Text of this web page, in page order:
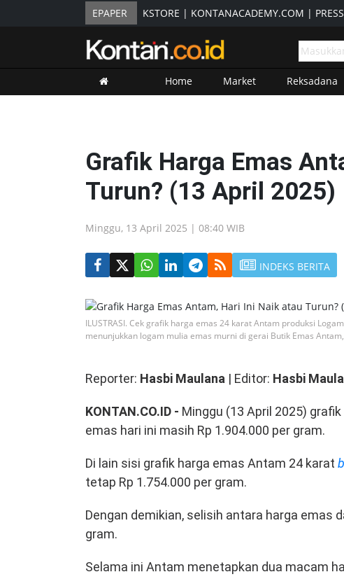
EPAPER KSTORE | KONTANACADEMY.COM |
Home Market Reksadana
Grafik Harga Emas
Turun? (13 April 2025)
Minggu, 13 April 2025 | 08:40 WIB
INDEKS BERITA
ILUSTRASI. Cek grafik harga emas 24 karat Antam produksi
menunjukkan logam mulia emas murni di gerai Butik Emas
Reporter: Hasbi Maulana | Editor: Hasbi
KONTAN.CO.ID - Minggu (13 April 2025) grafik
emas hari ini masih Rp 1.904.000 per gram.
Di lain sisi grafik harga emas Antam 24 karat
tetap Rp 1.754.000 per gram.
Dengan demikian, selisih antara harga emas
gram.
Selama ini Antam menetapkan dua macam